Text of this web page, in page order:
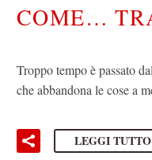
COME…
Troppo tempo è passato
che abbandona le cose a
LEGGI TUTTO